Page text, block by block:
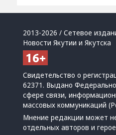
2013-2026 / Сетевое
Новости Якутии и Якутска
Свидетельство о
62371. Выдано
сфере связи,
массовых коммуникаций
Мнение редакции может
отдельных авторов и